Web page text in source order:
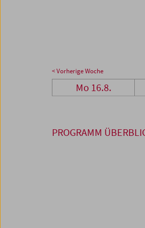
< Vorherige Woche
Mo 16.8.
PROGRAMM